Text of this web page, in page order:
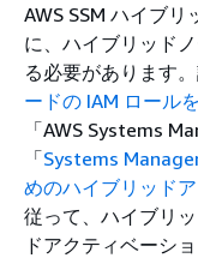
AWS SSM ハイブ
に、ハイブリッド
る必要があります
ードの IAM ロール
「AWS Systems
「Systems
めのハイブリッド
従って、ハイブリ
ドアクティベーシ